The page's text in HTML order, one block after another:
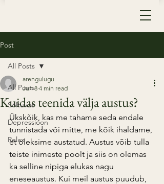
Post
All Posts
Sõltuvus
Depressioon
Relax
All Posts
Kuidas teenida välja austus?
arengulugu
Jun 8 4 min read
Ükskõik, kas me tahame seda endale
tunnistada või mitte, me kõik ihaldame,
et oleksime austatud. Austus võib tulla
teiste inimeste poolt ja siis on olemas
ka selline nipiga elukas nagu
eneseaustus. Kui meil austus puudub,